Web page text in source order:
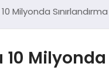
Milyonda